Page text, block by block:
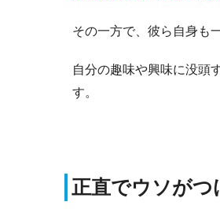
その一方で、彼ら自身も
自分の趣味や興味に没頭
す。
正直でウソがつ